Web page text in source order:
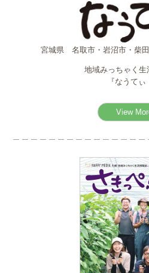
宮城県 名取市・岩沼市・柴
地域みっちゃく
『なうてぃ
View